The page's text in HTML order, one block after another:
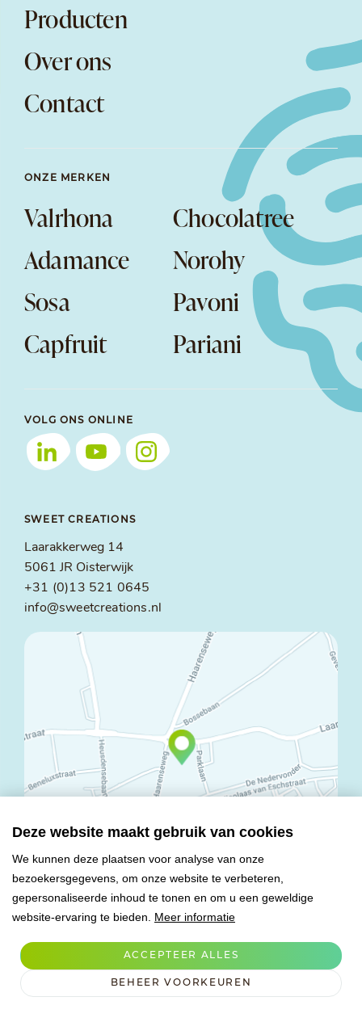
Deze website maakt gebruik van cookies
We kunnen deze plaatsen voor analyse van onze
bezoekersgegevens, om onze website te verbeteren,
gepersonaliseerde inhoud te tonen en om u een geweldige
website-ervaring te bieden. Meer informatie
BEHEER VOORKEUREN
ACCEPTEER ALLES
Producten
Over ons
Contact
ONZE MERKEN
Valrhona
Chocolatree
Adamance
Norohy
Sosa
Pavoni
Capfruit
Pariani
VOLG ONS ONLINE
SWEET CREATIONS
Laarakkerweg 14
5061 JR Oisterwijk
+31 (0)13 521 0645
info@sweetcreations.nl
© Copyright 2026 Mareco Sweet Creations BV
Alle rechten voorbehouden
Verwerkersovereenkomst